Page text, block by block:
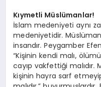
Kıymetli Müslümanlar!
İslam medeniyeti aynı
medeniyetidir.
insandır. Peygamber
“Kişinin kendi malı,
cayıp vakfettiği malıdır.
kişinin hayra sarf